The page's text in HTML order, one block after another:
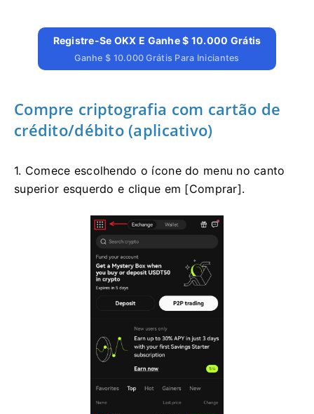
Registre-Se OKX E Ganhe $ 10.000 Grátis
Ganhe $ 10.000 Grátis Para Iniciantes
Compre criptografia com cartão de
crédito/débito (aplicativo)
1. Comece escolhendo o ícone do menu no canto
superior esquerdo e clique em [Comprar].